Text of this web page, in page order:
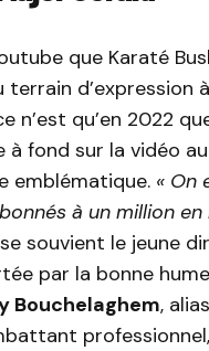
que Karaté
terrain d’expression
n’est qu’en 2022
à fond sur la vidéo
emblématique. « On
à un million en
se souvient le jeune
par la bonne
Bouchelaghem, alias